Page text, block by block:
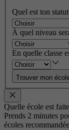
Quel est ton
À quel niveau
En quelle classe
Trouver mon
Quelle école est
Prends 2 minutes
écoles